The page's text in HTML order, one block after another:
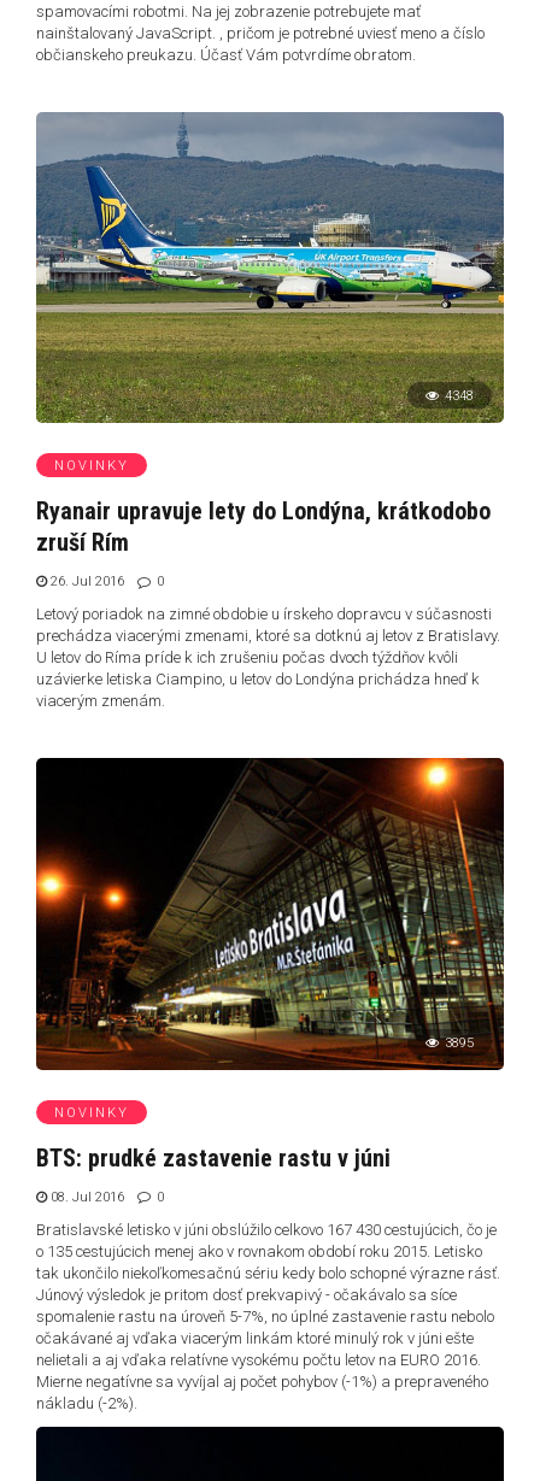
spamovacími robotmi. Na jej zobrazenie potrebujete mať
nainštalovaný JavaScript.
, pričom je potrebné uviesť meno a číslo
občianskeho preukazu. Účasť Vám potvrdíme obratom.
4348
NOVINKY
Ryanair upravuje lety do Londýna, krátkodobo
zruší Rím
26. Jul 2016 0
Letový poriadok na zimné obdobie u írskeho dopravcu v súčasnosti
prechádza viacerými zmenami, ktoré sa dotknú aj letov z Bratislavy.
U letov do Ríma príde k ich zrušeniu počas dvoch týždňov kvôli
uzávierke letiska Ciampino, u letov do Londýna prichádza hneď k
viacerým zmenám.
3895
NOVINKY
BTS: prudké zastavenie rastu v júni
08. Jul 2016 0
Bratislavské letisko v júni obslúžilo celkovo 167 430 cestujúcich, čo je
o 135 cestujúcich menej ako v rovnakom období roku 2015. Letisko
tak ukončilo niekoľkomesačnú sériu kedy bolo schopné výrazne rásť.
Júnový výsledok je pritom dosť prekvapivý - očakávalo sa síce
spomalenie rastu na úroveň 5-7%, no úplné zastavenie rastu nebolo
očakávané aj vďaka viacerým linkám ktoré minulý rok v júni ešte
nelietali a aj vďaka relatívne vysokému počtu letov na EURO 2016.
Mierne negatívne sa vyvíjal aj počet pohybov (-1%) a prepraveného
nákladu (-2%).